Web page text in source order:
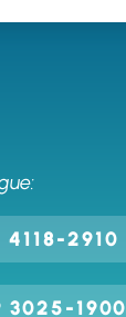
4118-2910
3025-1900